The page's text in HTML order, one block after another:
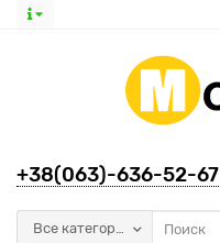
+38(063)-636-52-67
Все категории